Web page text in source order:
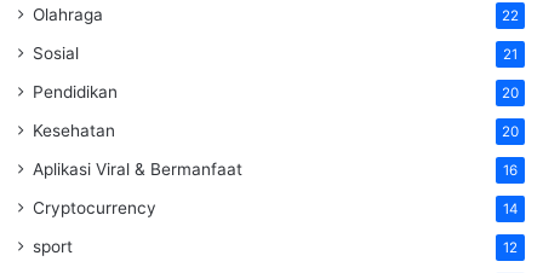
Olahraga 22
Sosial 21
Pendidikan 20
Kesehatan 20
Aplikasi Viral & Bermanfaat 16
Cryptocurrency 14
sport 12